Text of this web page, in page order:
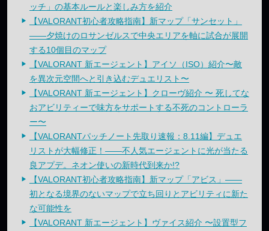
ッチ」の基本ルールと楽しみ方を紹介
【VALORANT初心者攻略指南】新マップ「サンセット」
——夕焼けのロサンゼルスで中央エリアを軸に試合が展開
する10個目のマップ
【VALORANT 新エージェント】アイソ（ISO）紹介〜敵
を異次元空間へと引き込むデュエリスト〜
【VALORANT 新エージェント】クローヴ紹介 〜 死してな
おアビリティーで味方をサポートする不死のコントローラ
ー〜
【VALORANTパッチノート先取り速報：8.11編】デュエ
リストが大幅修正！——不人気エージェントに光が当たる
良アプデ。ネオン使いの新時代到来か!?
【VALORANT初心者攻略指南】新マップ「アビス」——
初となる境界のないマップで立ち回りとアビリティに新た
な可能性を
【VALORANT 新エージェント】ヴァイス紹介 〜設置型フ